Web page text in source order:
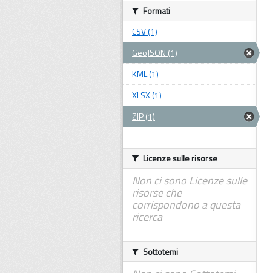
Formati
CSV (1)
GeoJSON (1)
KML (1)
XLSX (1)
ZIP (1)
Licenze sulle risorse
Non ci sono Licenze sulle
risorse che
corrispondono a questa
ricerca
Sottotemi